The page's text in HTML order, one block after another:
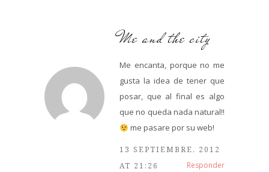
Me and the city
Me encanta, porque no me
gusta la idea de tener que
posar, que al final es algo
que no queda nada natural!!
me pasare por su web!
13 SEPTIEMBRE, 2012
AT 21:26
Responder